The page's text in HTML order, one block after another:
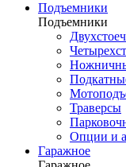
Подъемники
Подъемники
Траверсы
Опции и
Гаражное